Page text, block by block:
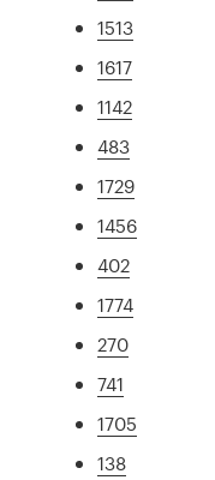
1513
1617
1142
483
1729
1456
402
1774
270
741
1705
138